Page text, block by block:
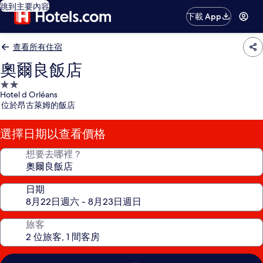
跳到主要內容
下載 App
查看所有住宿
奧爾良飯店
2.0
星
級
住
宿
Hotel d Orléans
位於昂古萊姆的飯店
選擇日期以查看價格
想要去哪裡？
日期
旅客